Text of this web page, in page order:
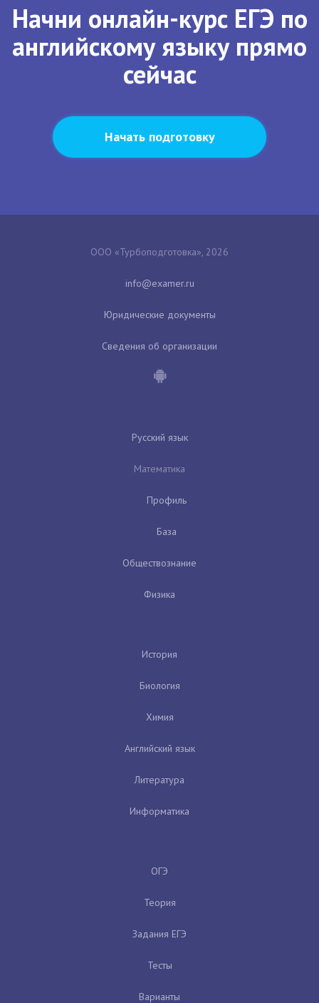
Начни онлайн-курс ЕГЭ по
английскому языку прямо
сейчас
Начать подготовку
ООО «Турбоподготовка», 2026
Юридические документы
Сведения об организации
Русский язык
Математика
Профиль
База
Обществознание
Физика
История
Биология
Химия
Английский язык
Литература
Информатика
ОГЭ
Теория
Задания ЕГЭ
Тесты
Варианты